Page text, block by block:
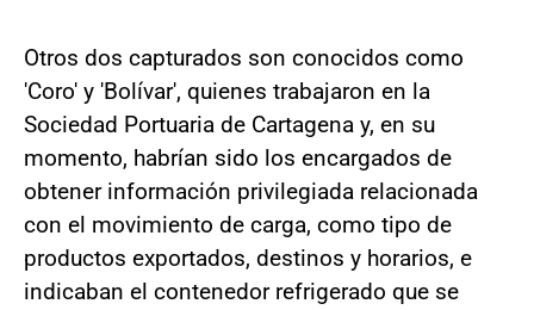
Otros dos capturados son conocidos como
'Coro' y 'Bolívar', quienes trabajaron en la
Sociedad Portuaria de Cartagena y, en su
momento, habrían sido los encargados de
obtener información privilegiada relacionada
con el movimiento de carga, como tipo de
productos exportados, destinos y horarios, e
indicaban el contenedor refrigerado que se